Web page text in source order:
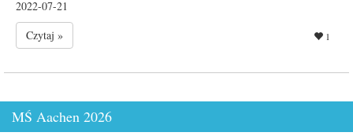
2022-07-21
Czytaj »
1
MŚ Aachen 2026